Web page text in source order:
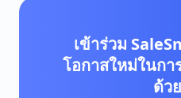
เข้าร่วม
โอกาสใหม่ในกา
ด้ว